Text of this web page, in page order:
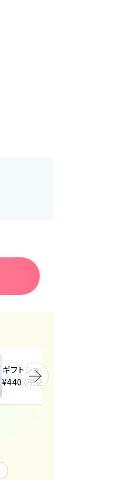
ギフトショッパー（中）
¥440（税込）